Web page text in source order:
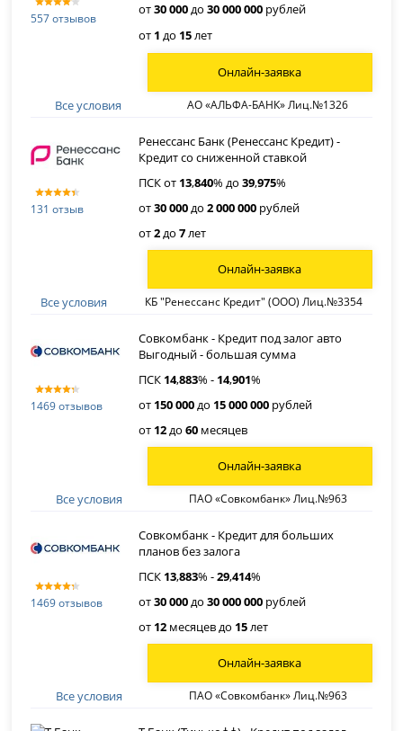
557 отзывов
от30 000до30 000 000 рублей
от 1 до 15лет
Все условия АО «АЛЬФА-БАНК» Лиц.№1326
Онлайн-заявка
131 отзыв
Ренессанс Банк (Ренессанс Кредит) -
Кредит со сниженной ставкой
ПСК от 13,840% до39,975%
от30 000до2 000 000 рублей
от2до7лет
Все условия КБ "Ренессанс Кредит" (ООО) Лиц.№3354
Онлайн-заявка
1469 отзывов
Совкомбанк - Кредит под залог авто
Выгодный - большая сумма
ПСК 14,883% - 14,901%
от 150 000до 15 000 000 рублей
от 12до60 месяцев
Все условия ПАО «Совкомбанк» Лиц.№963
Онлайн-заявка
1469 отзывов
Совкомбанк - Кредит для больших
планов без залога
ПСК 13,883% -29,414%
от30 000до30 000 000 рублей
от 12 месяцев до 15лет
Все условия ПАО «Совкомбанк» Лиц.№963
Онлайн-заявка